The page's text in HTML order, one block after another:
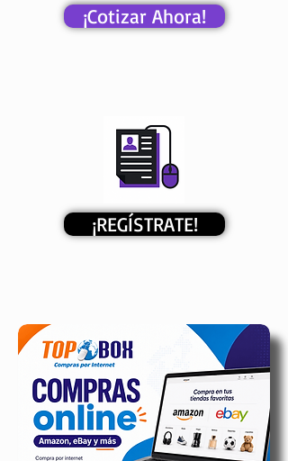
¡Cotizar Ahora!
¡REGÍSTRATE!